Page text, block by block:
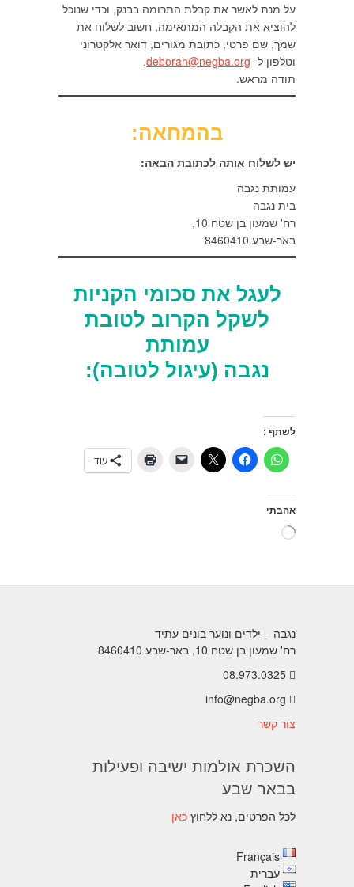
על מנת לאשר את קבלת התרומה בבנק, וכדי שנוכל
להוציא את הקבלה המתאימה, חשוב לשלוח את
שמך, שם פרטי, כתובת מגורים, דואר אלקטרוני
וטלפון ל- deborah@negba.org
.
תודה מראש.
בהמחאה:
יש לשלוח אותה לכתובת הבאה:
עמותת נגבה
בית נגבה
רח' שמעון בן שטח 10,
באר-שבע 8460410
לעגל את סכומי הקניות
לשקל הקרוב לטובת
עמותת
נגבה (עיגול לטובה):
לשתף :
עוד
אהבתי
טוען...
נגבה – ילדים ונוער בונים עתיד
רח' שמעון בן שטח 10, באר-שבע 8460410
צור קשר
השכרת אולמות ישיבה ופעילות
בבאר שבע
לכל הפרטים, נא ללחוץ כאן
Français
עברית